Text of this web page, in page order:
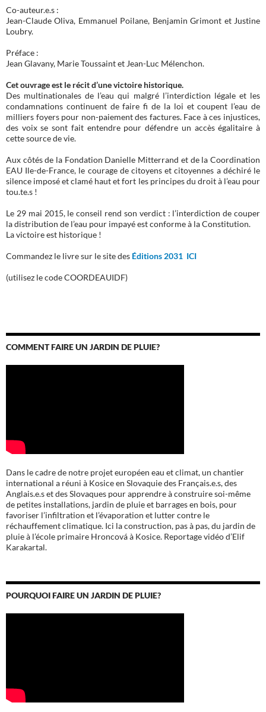
Co-auteur.e.s :
Jean-Claude Oliva, Emmanuel Poilane, Benjamin Grimont et Justine
Loubry.
Préface :
Jean Glavany, Marie Toussaint et Jean-Luc Mélenchon.
Cet ouvrage est le récit d’une victoire historique.
Des multinationales de l’eau qui malgré l’interdiction légale et les
condamnations continuent de faire fi de la loi et coupent l’eau de
milliers foyers pour non-paiement des factures. Face à ces injustices,
des voix se sont fait entendre pour défendre un accès égalitaire à
cette source de vie.
Aux côtés de la Fondation Danielle Mitterrand et de la Coordination
EAU Ile-de-France, le courage de citoyens et citoyennes a déchiré le
silence imposé et clamé haut et fort les principes du droit à l’eau pour
tou.te.s !
Le 29 mai 2015, le conseil rend son verdict : l’interdiction de couper
la distribution de l’eau pour impayé est conforme à la Constitution.
La victoire est historique !
Commandez le livre sur le site des Éditions 2031 ICI
(utilisez le code COORDEAUIDF)
COMMENT FAIRE UN JARDIN DE PLUIE?
Dans le cadre de notre projet européen eau et climat, un chantier
international a réuni à Kosice en Slovaquie des Français.e.s, des
Anglais.e.s et des Slovaques pour apprendre à construire soi-même
de petites installations, jardin de pluie et barrages en bois, pour
favoriser l’infiltration et l’évaporation et lutter contre le
réchauffement climatique. Ici la construction, pas à pas, du jardin de
pluie à l’école primaire Hroncová à Kosice. Reportage vidéo d’Elif
Karakartal.
POURQUOI FAIRE UN JARDIN DE PLUIE?